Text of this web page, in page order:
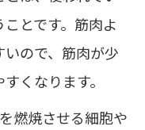
とです。筋肉よ
ので、筋肉が少
くなります。
燃焼させる細胞や